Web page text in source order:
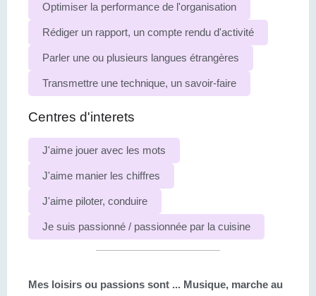
Optimiser la performance de l'organisation
Rédiger un rapport, un compte rendu d'activité
Parler une ou plusieurs langues étrangères
Transmettre une technique, un savoir-faire
Centres d'interets
J'aime jouer avec les mots
J'aime manier les chiffres
J'aime piloter, conduire
Je suis passionné / passionnée par la cuisine
Mes loisirs ou passions sont ... Musique, marche au